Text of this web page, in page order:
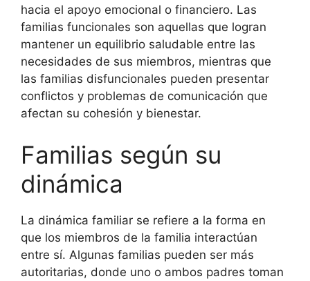
hacia el apoyo emocional o financiero. Las
familias funcionales son aquellas que logran
mantener un equilibrio saludable entre las
necesidades de sus miembros, mientras que
las familias disfuncionales pueden presentar
conflictos y problemas de comunicación que
afectan su cohesión y bienestar.
Familias según su
dinámica
La dinámica familiar se refiere a la forma en
que los miembros de la familia interactúan
entre sí. Algunas familias pueden ser más
autoritarias, donde uno o ambos padres toman